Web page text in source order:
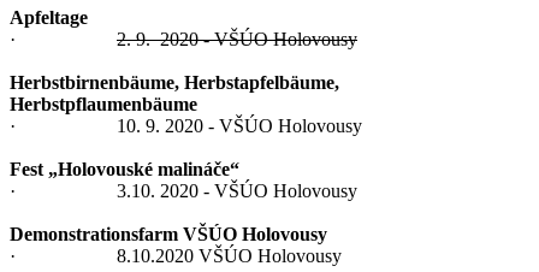
Apfeltage
· 2. 9. 2020 - VŠÚO Holovousy
Herbstbirnenbäume, Herbstapfelbäume,
Herbstpflaumenbäume
· 10. 9. 2020 - VŠÚO Holovousy
Fest „Holovouské malináče“
· 3.10. 2020 - VŠÚO Holovousy
Demonstrationsfarm VŠÚO Holovousy
· 8.10.2020 VŠÚO Holovousy